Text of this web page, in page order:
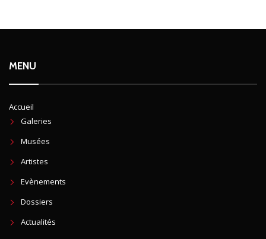
MENU
Accueil
Galeries
Musées
Artistes
Evènements
Dossiers
Actualités